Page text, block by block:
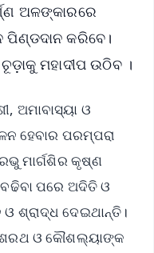
ଅଳଙ୍କାରରେ
ପିଣ୍ଡଦାନ କରିବେ।
ମହାଦୀପ ଉଠିବ ।
ଅମାବାସ୍ୟା ଓ
ହେବାର ପରମ୍ପରା
ମାର୍ଗଶିର କୃଷ୍ଣ
ପରେ ଅଦିତି ଓ
ଶ୍ରାଦ୍ଧ ଦେଇଥାନ୍ତି।
ଓ କୌଶଲ୍ୟାଙ୍କ